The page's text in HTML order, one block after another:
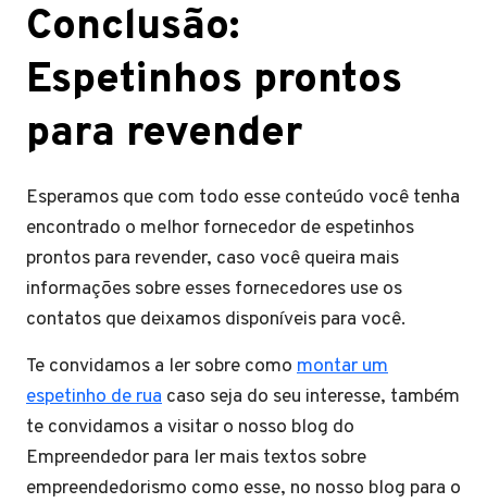
Conclusão:
Espetinhos prontos
para revender
Esperamos que com todo esse conteúdo você tenha
encontrado o melhor fornecedor de espetinhos
prontos para revender, caso você queira mais
informações sobre esses fornecedores use os
contatos que deixamos disponíveis para você.
Te convidamos a ler sobre como montar um
espetinho de rua caso seja do seu interesse, também
te convidamos a visitar o nosso blog do
Empreendedor para ler mais textos sobre
empreendedorismo como esse, no nosso blog para o